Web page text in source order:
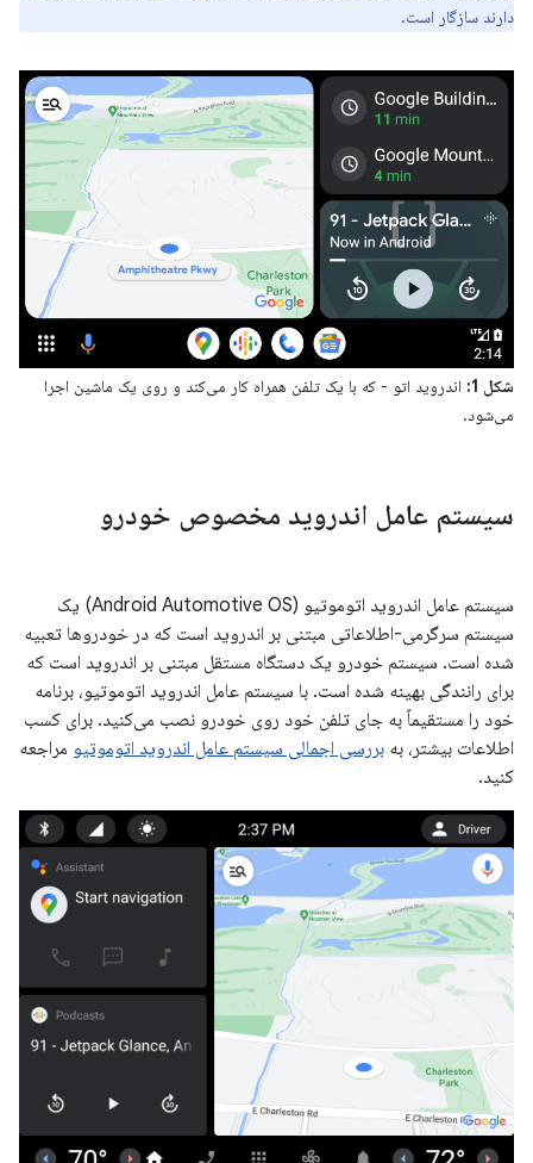
دارند سازگار است.
شکل 1:
اندروید اتو - که با یک تلفن همراه کار می‌کند و روی یک ماشین اجرا
می‌شود.
سیستم عامل اندروید مخصوص خودرو
سیستم عامل اندروید اتوموتیو (Android Automotive OS) یک
سیستم سرگرمی-اطلاعاتی مبتنی بر اندروید است که در خودروها تعبیه
شده است. سیستم خودرو یک دستگاه مستقل مبتنی بر اندروید است که
برای رانندگی بهینه شده است. با سیستم عامل اندروید اتوموتیو، برنامه
خود را مستقیماً به جای تلفن خود روی خودرو نصب می‌کنید. برای کسب
اطلاعات بیشتر، به بررسی اجمالی سیستم عامل اندروید اتوموتیو مراجعه
کنید.